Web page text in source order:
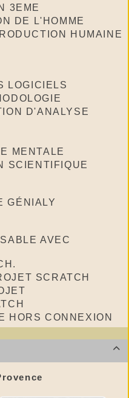
3EME
DE L'HOMME
HUMAINE
LOGICIELS
D'ANALYSE
MENTALE
SCIENTIFIQUE
GÉNIALY
AVEC
SCRATCH
HORS CONNEXION
